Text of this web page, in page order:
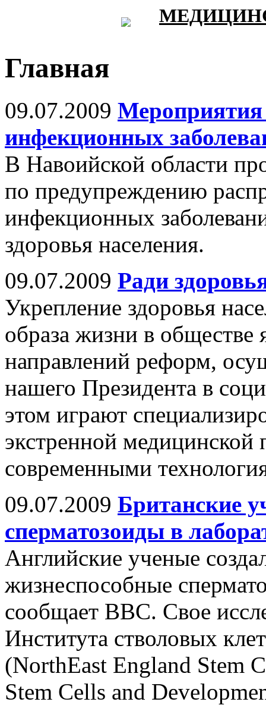
Главная
09.07.2009
инфекционных
В Навоийской области
по предупреждению
инфекционных
здоровья населения.
09.07.2009 Ради
Укрепление здоровья
образа жизни в
направлений реформ,
нашего Президента в
этом играют
экстренной
современными
09.07.2009 Британские
сперматозоиды в
Английские ученые
жизнеспособные
сообщает BBC. Свое
Института стволовых
(NorthEast England Stem
Stem Cells and